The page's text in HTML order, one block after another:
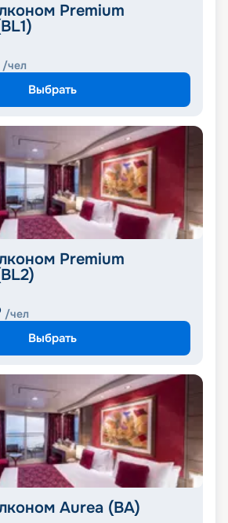
Premium
/чел
Выбрать
Premium
/чел
Выбрать
Aurea (BA)